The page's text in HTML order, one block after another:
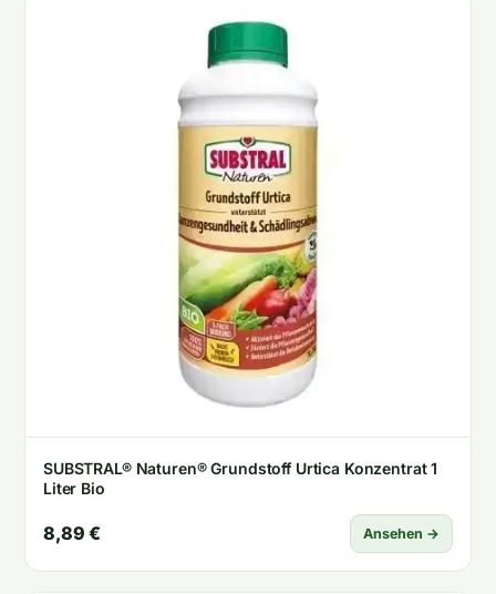
SUBSTRAL® Naturen® Grundstoff Urtica Konzentrat 1
Liter Bio
8,89 € Ansehen →